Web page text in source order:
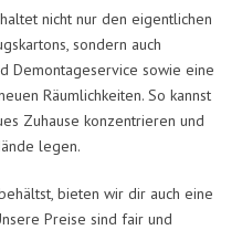
nicht nur den eigentlichen
sondern auch
Demontageservice sowie eine
Räumlichkeiten. So kannst
Zuhause konzentrieren und
legen.
bieten wir dir auch eine
Preise sind fair und